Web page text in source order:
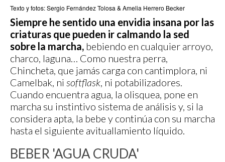
Texto y fotos: Sergio Fernández Tolosa & Amelia Herrero Becker
Siempre he sentido una envidia insana por las
criaturas que pueden ir calmando la sed
sobre la marcha, bebiendo en cualquier arroyo,
charco, laguna… Como nuestra perra,
Chincheta, que jamás carga con cantimplora, ni
Camelbak, ni softflask, ni potabilizadores.
Cuando encuentra agua, la olisquea, pone en
marcha su instintivo sistema de análisis y, si la
considera apta, la bebe y continúa con su marcha
hasta el siguiente avituallamiento líquido.
BEBER 'AGUA CRUDA'